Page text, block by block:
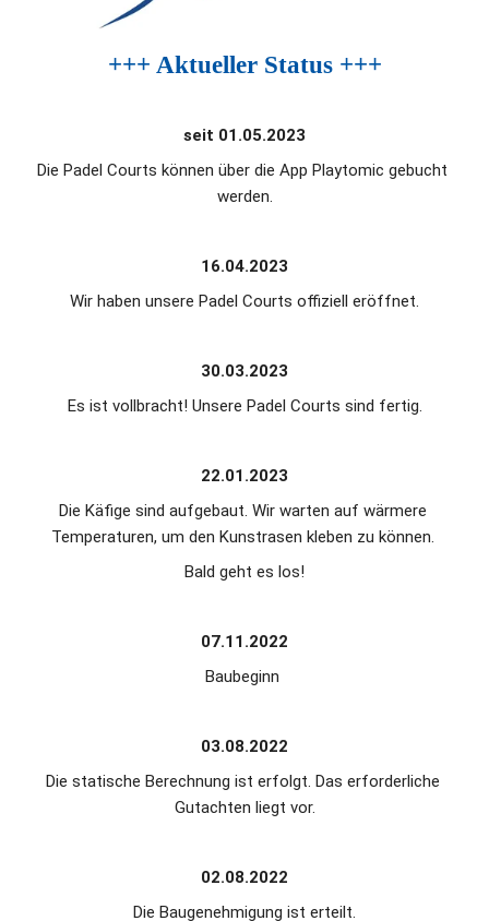
+++ Aktueller Status +++
seit 01.05.2023
Die Padel Courts können über die App Playtomic gebucht
werden.
16.04.2023
Wir haben unsere Padel Courts offiziell eröffnet.
30.03.2023
Es ist vollbracht! Unsere Padel Courts sind fertig.
22.01.2023
Die Käfige sind aufgebaut. Wir warten auf wärmere
Temperaturen, um den Kunstrasen kleben zu können.
Bald geht es los!
07.11.2022
Baubeginn
03.08.2022
Die statische Berechnung ist erfolgt. Das erforderliche
Gutachten liegt vor.
02.08.2022
Die Baugenehmigung ist erteilt.